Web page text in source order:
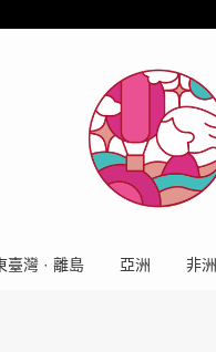
臺灣 · 離島 亞洲 非洲